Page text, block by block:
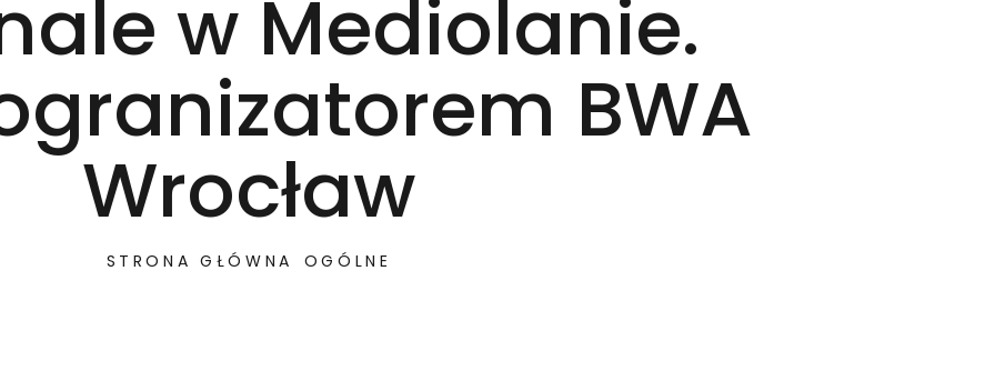
w Mediolanie.
BWA
Wrocław
STRONA GŁÓWNA OGÓLNE